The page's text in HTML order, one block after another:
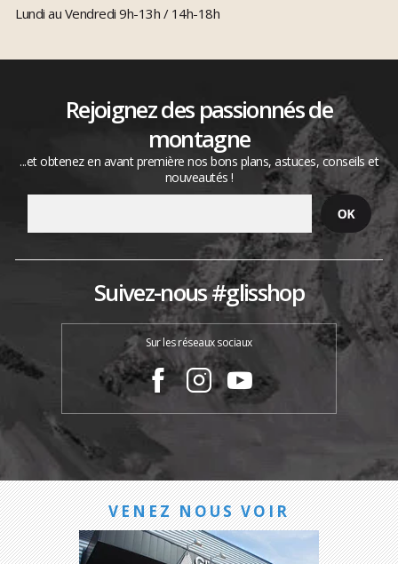
Lundi au Vendredi 9h-13h / 14h-18h
Rejoignez des passionnés de
montagne
...et obtenez en avant première nos bons plans, astuces, conseils et
nouveautés !
Suivez-nous #glisshop
Sur les réseaux sociaux
VENEZ NOUS VOIR